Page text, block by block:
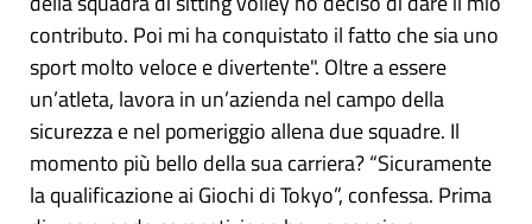
contributo. Poi mi ha conquistato il fatto che sia uno
sport molto veloce e divertente". Oltre a essere
un’atleta, lavora in un’azienda nel campo della
sicurezza e nel pomeriggio allena due squadre. Il
momento più bello della sua carriera? “Sicuramente
la qualificazione ai Giochi di Tokyo”, confessa. Prima